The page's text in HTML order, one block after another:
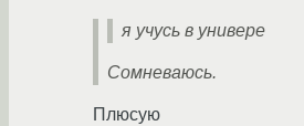
я учусь в универе
Сомневаюсь.
Плюсую